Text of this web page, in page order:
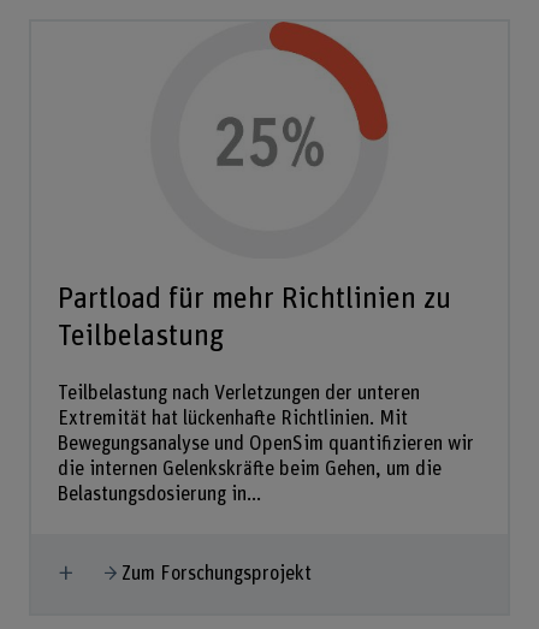
Partload für mehr Richtlinien zu
Teilbelastung
Teilbelastung nach Verletzungen der unteren
Extremität hat lückenhafte Richtlinien. Mit
Bewegungsanalyse und OpenSim quantifizieren wir
die internen Gelenkskräfte beim Gehen, um die
Belastungsdosierung in...
Mehr anzeigen
Zum Forschungsprojekt